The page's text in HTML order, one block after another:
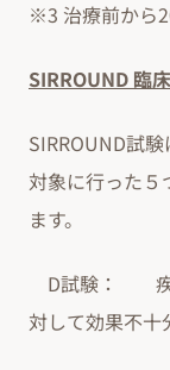
※3 治療前から
SIRROUND 臨
SIRROUND試
対象に行った
ます。
D試験： 疾
対して効果不十